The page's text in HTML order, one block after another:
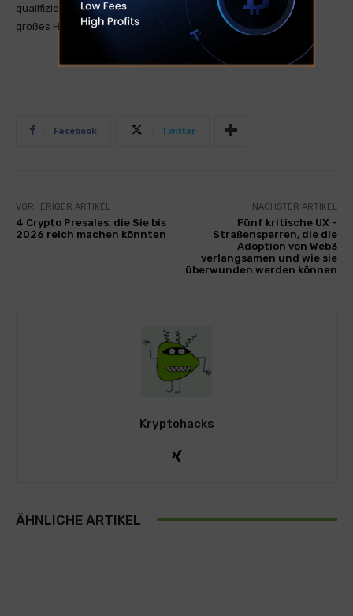
qualifizierten Finanzberater einholen. Kryptohandel hat ein
großes Handelsrisiko was zum Totalverlust führen kann.
Facebook Twitter
VORHERIGER ARTIKEL
4 Crypto Presales, die Sie bis
2026 reich machen könnten
NÄCHSTER ARTIKEL
Fünf kritische UX -
Straßensperren, die die
Adoption von Web3
verlangsamen und wie sie
überwunden werden können
Kryptohacks
ÄHNLICHE ARTIKEL